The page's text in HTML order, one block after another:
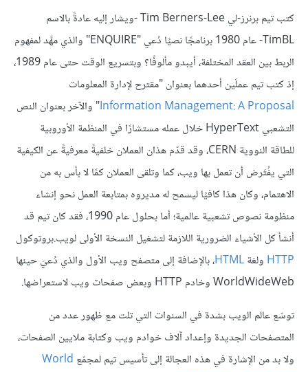
كتب تيم برنرز-لي Tim Berners-Lee -ويشار إليه عادةً بالاسم
TimBL- عام 1980 برنامجًا نصيًا دُعي "ENQUIRE" والذي مهَّد لمفهوم
الربط بين العقد المختلفة، أيبدو مألوفًا؟ وبتسريع الوقت حتى عام 1989،
إذ كتب تيم عملَين أحدهما بعنوان "مقترح لإدارة المعلومات
Information Management: A Proposal" والآخر بعنوان النص
التشعبي HyperText خلال عمله مستشارًا في المنظمة الأوروبية
للطاقة النووية CERN، وقد قدّم هذان العملان خلفيةً معرفيةً عن الكيفية
التي يفُتَرض أن تعمل بها ويب، كما وتلقى العملان كمًا لا بأس به من
الاهتمام، وكان هذا كافيًا ليسمح له مديروه بمتابعة العمل نحو إنشاء
منظومة نصوص تشعبية عالمية؛ أما بحلول عام 1990، فقد كان تيم قد
أنشأ كل الأشياء الضرورية اللازمة لتشغيل النسخة الأولى لويب.بروتوكول
HTTP ولغةHTML، بالإضافة إلى متصفح ويب الأول والذي دُعيَ حينها
WorldWideWeb وخادم HTTP وبعض صفحات ويب لاستعراضها.
توسّع عالم الويب بشدة في السنوات التي تلت مع ظهور عدد من
المتصفحات الجديدة وإعداد آلاف خوادم ويب وكتابة ملايين الصفحات،
ولا بد من الإشارة في هذه العجالة إلى تأسيس تيم لمجمّع World